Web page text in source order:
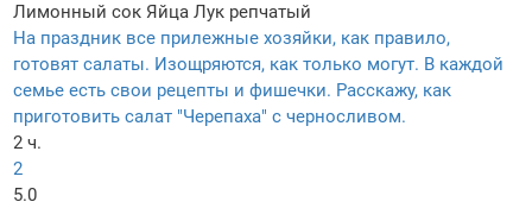
Лимонный сок Яйца Лук репчатый
На праздник все прилежные хозяйки, как правило,
готовят салаты. Изощряются, как только могут. В каждой
семье есть свои рецепты и фишечки. Расскажу, как
приготовить салат "Черепаха" с черносливом.
2 ч.
2
5.0